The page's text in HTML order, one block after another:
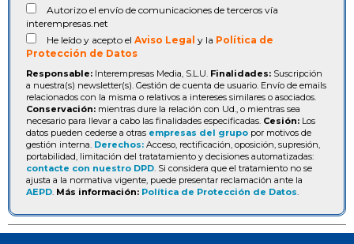
Autorizo el envío de comunicaciones de terceros vía
interempresas.net
He leído y acepto el Aviso Legal y la Política de
Protección de Datos
Responsable: Interempresas Media, S.L.U. Finalidades: Suscripción
a nuestra(s) newsletter(s). Gestión de cuenta de usuario. Envío de emails
relacionados con la misma o relativos a intereses similares o asociados.
Conservación: mientras dure la relación con Ud., o mientras sea
necesario para llevar a cabo las finalidades especificadas. Cesión: Los
datos pueden cederse a otras empresas del grupo por motivos de
gestión interna. Derechos: Acceso, rectificación, oposición, supresión,
portabilidad, limitación del tratatamiento y decisiones automatizadas:
contacte con nuestro DPD. Si considera que el tratamiento no se
ajusta a la normativa vigente, puede presentar reclamación ante la
AEPD. Más información: Política de Protección de Datos.